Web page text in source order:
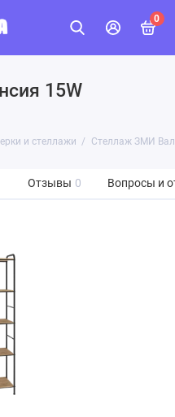
0
15W
и стеллажи Стеллаж ЗМИ
Отзывы 0 Вопросы и